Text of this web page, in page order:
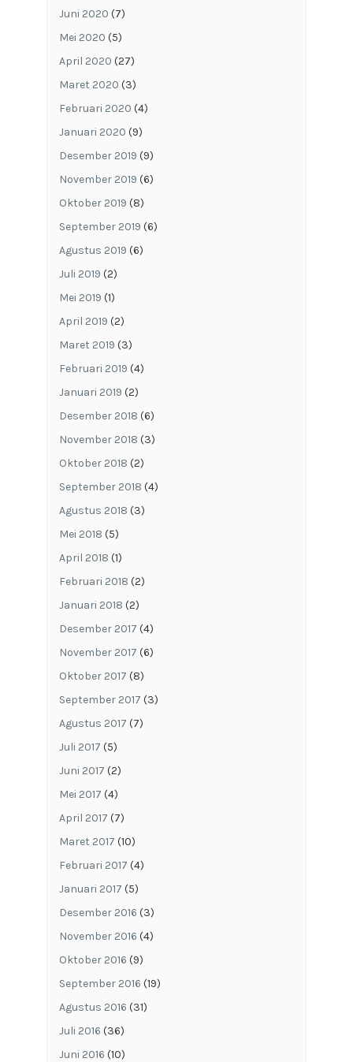
Juni 2020 (7)
Mei 2020 (5)
April 2020 (27)
Maret 2020 (3)
Februari 2020 (4)
Januari 2020 (9)
Desember 2019 (9)
November 2019 (6)
Oktober 2019 (8)
September 2019 (6)
Agustus 2019 (6)
Juli 2019 (2)
Mei 2019 (1)
April 2019 (2)
Maret 2019 (3)
Februari 2019 (4)
Januari 2019 (2)
Desember 2018 (6)
November 2018 (3)
Oktober 2018 (2)
September 2018 (4)
Agustus 2018 (3)
Mei 2018 (5)
April 2018 (1)
Februari 2018 (2)
Januari 2018 (2)
Desember 2017 (4)
November 2017 (6)
Oktober 2017 (8)
September 2017 (3)
Agustus 2017 (7)
Juli 2017 (5)
Juni 2017 (2)
Mei 2017 (4)
April 2017 (7)
Maret 2017 (10)
Februari 2017 (4)
Januari 2017 (5)
Desember 2016 (3)
November 2016 (4)
Oktober 2016 (9)
September 2016 (19)
Agustus 2016 (31)
Juli 2016 (36)
Juni 2016 (10)